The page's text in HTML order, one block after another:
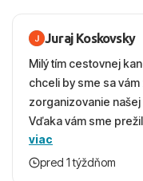
Juraj Koskovsky
Milý tím cestovnej
chceli by sme sa
zorganizovanie
Vďaka vám sme
ešte dlho s úsmevom
absolútne hladko –
viac
pred 1 týždňom